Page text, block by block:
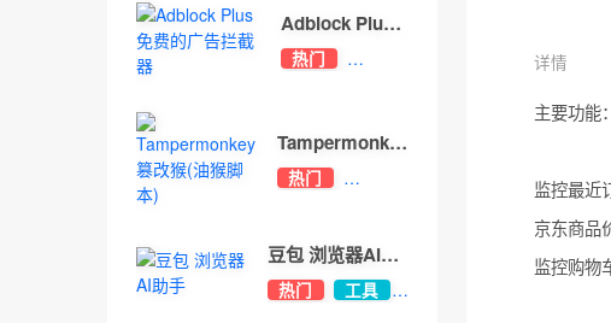
Adblock Plus
免费的广告拦截
器
热门
Tampermonkey
篡改猴(油猴脚
本)
热门
豆包 浏览器AI助
手热门
工具
详情
主要功能：
监控最近
京东商品
监控购物